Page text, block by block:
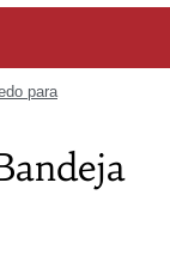
para